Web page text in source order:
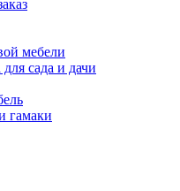
мебели
сада и дачи
гамаки